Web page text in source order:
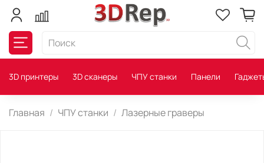
3D принтеры 3D сканеры ЧПУ станки Панели
Главная ЧПУ станки Лазерные граверы